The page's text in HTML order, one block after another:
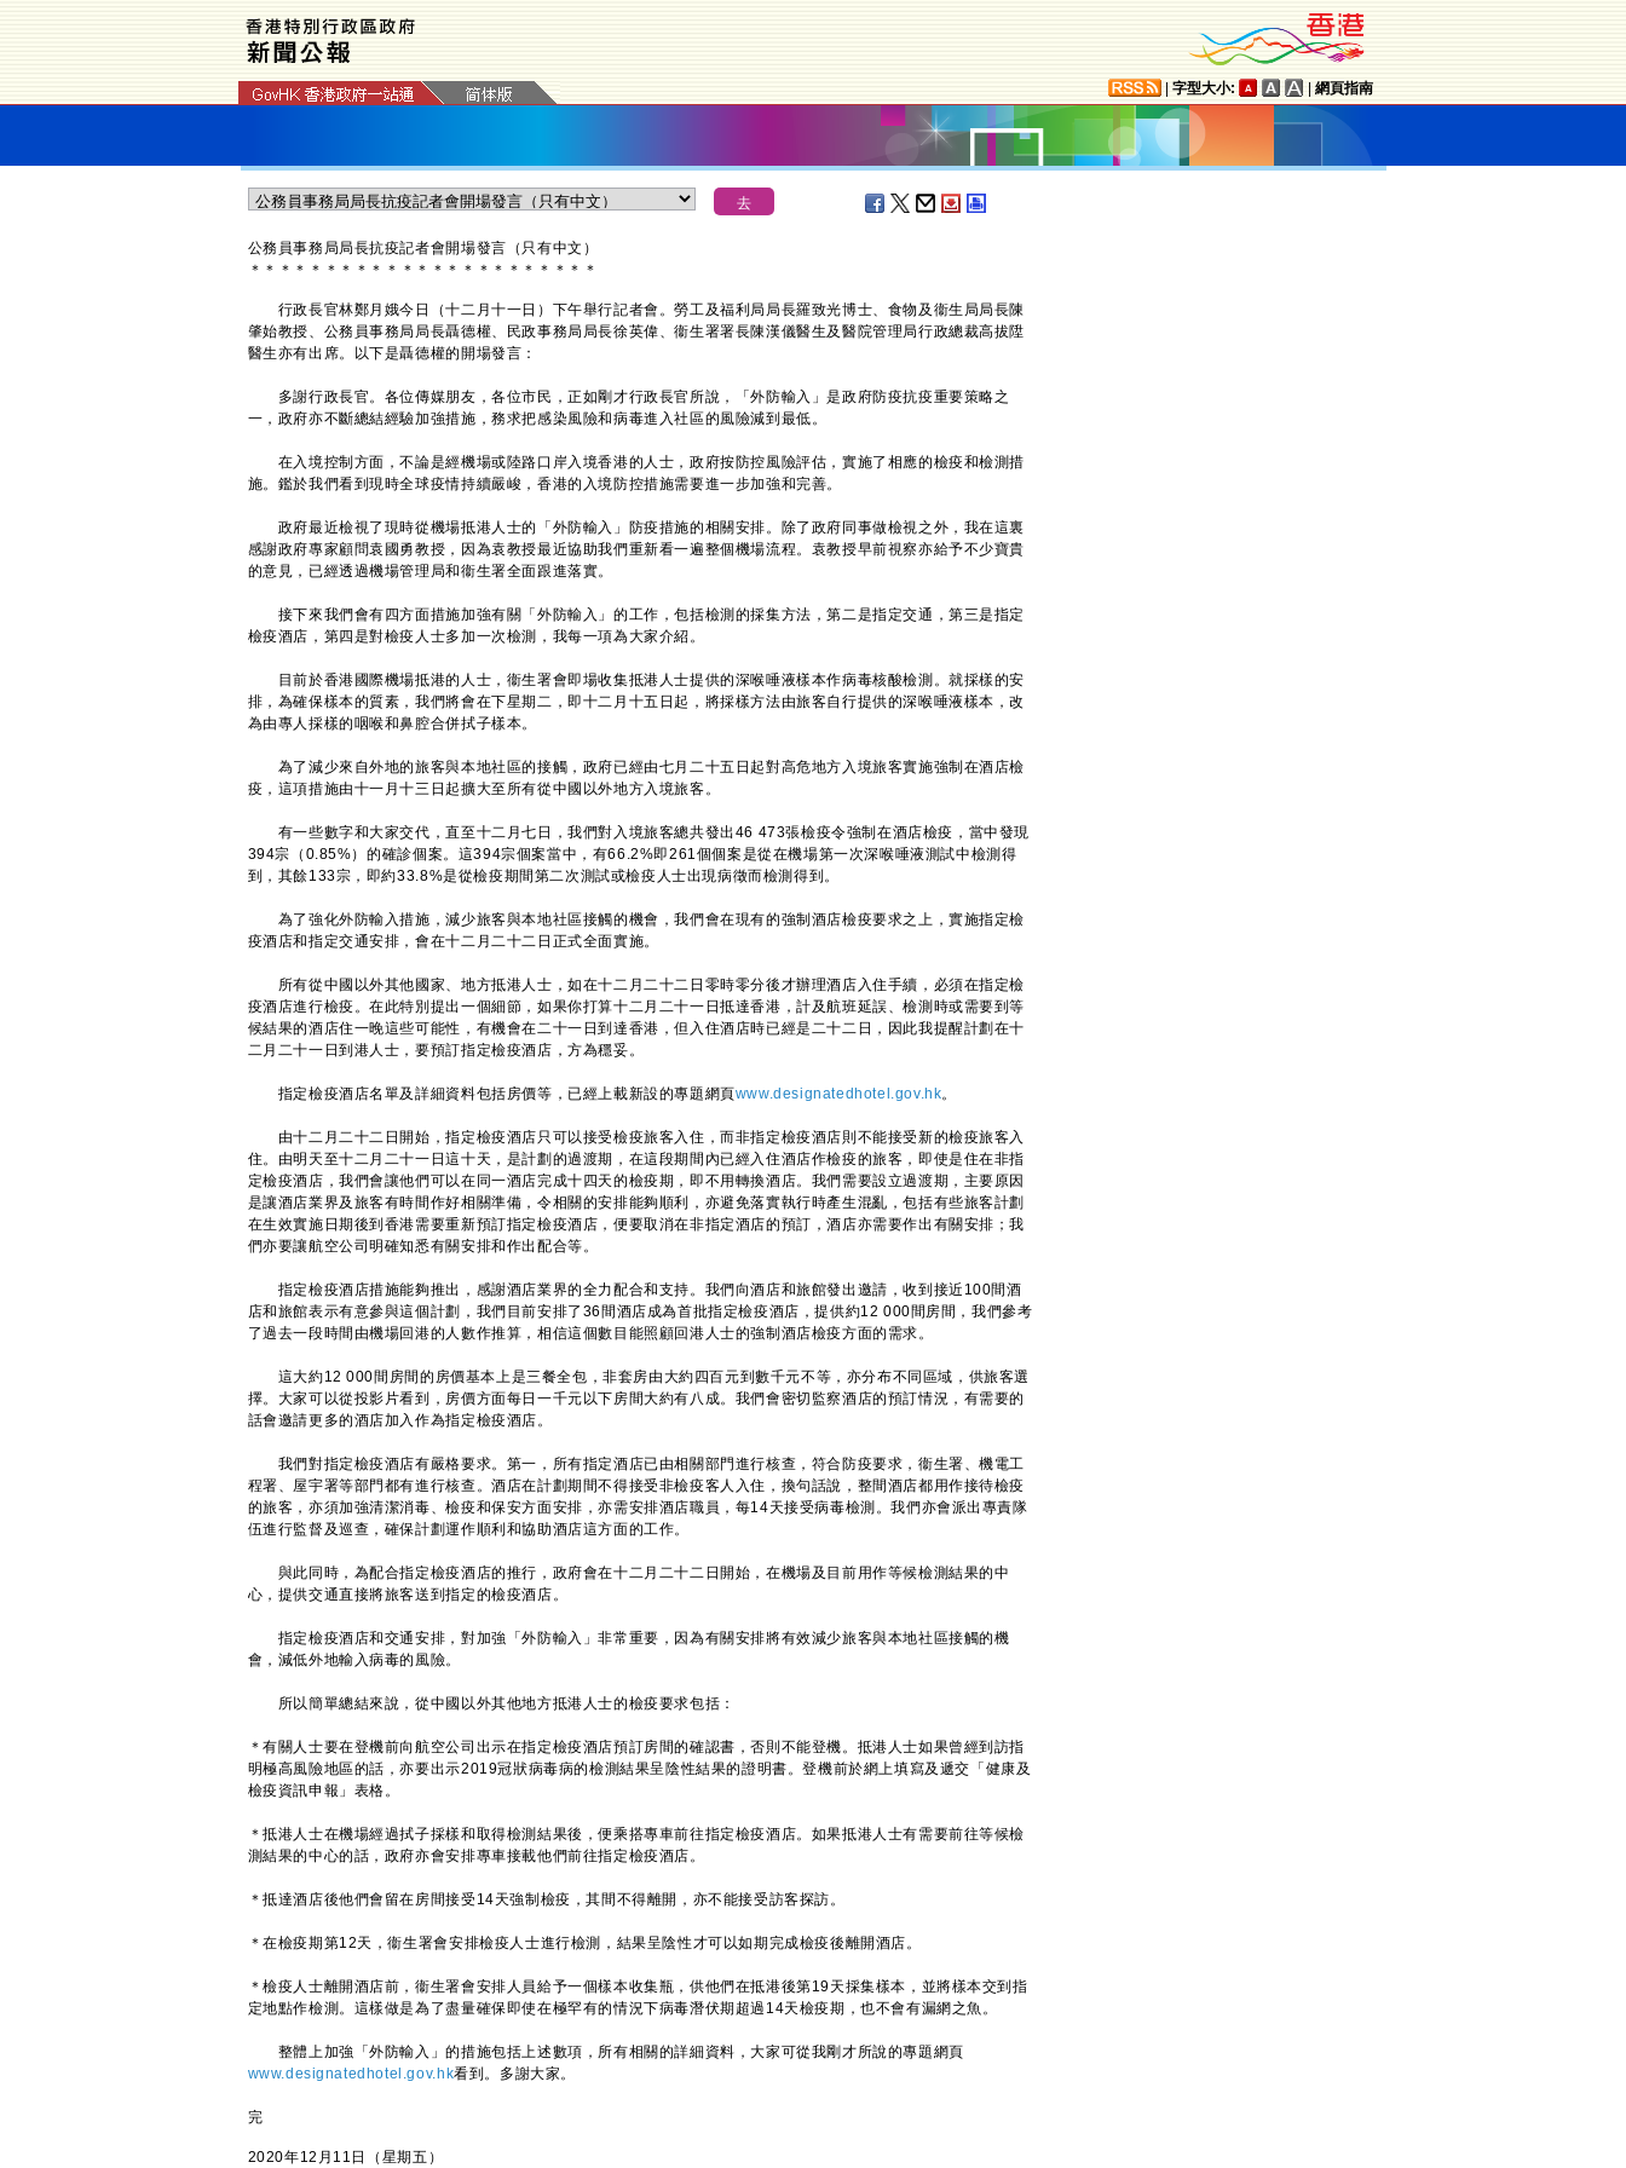
字型大小: 網頁指南
公務員事務局局長抗疫記者會開場發言（只有中文）
＊ ＊ ＊ ＊ ＊ ＊ ＊ ＊ ＊ ＊ ＊ ＊ ＊ ＊ ＊ ＊ ＊ ＊ ＊ ＊ ＊ ＊ ＊
行政長官林鄭月娥今日（十二月十一日）下午舉行記者會。勞工及福利局局長羅致光博士、食物及衞生局局長陳
肇始教授、公務員事務局局長聶德權、民政事務局局長徐英偉、衞生署署長陳漢儀醫生及醫院管理局行政總裁高拔陞
醫生亦有出席。以下是聶德權的開場發言：
多謝行政長官。各位傳媒朋友，各位市民，正如剛才行政長官所說，「外防輸入」是政府防疫抗疫重要策略之
一，政府亦不斷總結經驗加強措施，務求把感染風險和病毒進入社區的風險減到最低。
在入境控制方面，不論是經機場或陸路口岸入境香港的人士，政府按防控風險評估，實施了相應的檢疫和檢測措
施。鑑於我們看到現時全球疫情持續嚴峻，香港的入境防控措施需要進一步加強和完善。
政府最近檢視了現時從機場抵港人士的「外防輸入」防疫措施的相關安排。除了政府同事做檢視之外，我在這裏
感謝政府專家顧問袁國勇教授，因為袁教授最近協助我們重新看一遍整個機場流程。袁教授早前視察亦給予不少寶貴
的意見，已經透過機場管理局和衞生署全面跟進落實。
接下來我們會有四方面措施加強有關「外防輸入」的工作，包括檢測的採集方法，第二是指定交通，第三是指定
檢疫酒店，第四是對檢疫人士多加一次檢測，我每一項為大家介紹。
目前於香港國際機場抵港的人士，衞生署會即場收集抵港人士提供的深喉唾液樣本作病毒核酸檢測。就採樣的安
排，為確保樣本的質素，我們將會在下星期二，即十二月十五日起，將採樣方法由旅客自行提供的深喉唾液樣本，改
為由專人採樣的咽喉和鼻腔合併拭子樣本。
為了減少來自外地的旅客與本地社區的接觸，政府已經由七月二十五日起對高危地方入境旅客實施強制在酒店檢
疫，這項措施由十一月十三日起擴大至所有從中國以外地方入境旅客。
有一些數字和大家交代，直至十二月七日，我們對入境旅客總共發出46 473張檢疫令強制在酒店檢疫，當中發現
394宗（0.85%）的確診個案。這394宗個案當中，有66.2%即261個個案是從在機場第一次深喉唾液測試中檢測得
到，其餘133宗，即約33.8%是從檢疫期間第二次測試或檢疫人士出現病徵而檢測得到。
為了強化外防輸入措施，減少旅客與本地社區接觸的機會，我們會在現有的強制酒店檢疫要求之上，實施指定檢
疫酒店和指定交通安排，會在十二月二十二日正式全面實施。
所有從中國以外其他國家、地方抵港人士，如在十二月二十二日零時零分後才辦理酒店入住手續，必須在指定檢
疫酒店進行檢疫。在此特別提出一個細節，如果你打算十二月二十一日抵達香港，計及航班延誤、檢測時或需要到等
候結果的酒店住一晚這些可能性，有機會在二十一日到達香港，但入住酒店時已經是二十二日，因此我提醒計劃在十
二月二十一日到港人士，要預訂指定檢疫酒店，方為穩妥。
指定檢疫酒店名單及詳細資料包括房價等，已經上載新設的專題網頁www.designatedhotel.gov.hk。
由十二月二十二日開始，指定檢疫酒店只可以接受檢疫旅客入住，而非指定檢疫酒店則不能接受新的檢疫旅客入
住。由明天至十二月二十一日這十天，是計劃的過渡期，在這段期間內已經入住酒店作檢疫的旅客，即使是住在非指
定檢疫酒店，我們會讓他們可以在同一酒店完成十四天的檢疫期，即不用轉換酒店。我們需要設立過渡期，主要原因
是讓酒店業界及旅客有時間作好相關準備，令相關的安排能夠順利，亦避免落實執行時產生混亂，包括有些旅客計劃
在生效實施日期後到香港需要重新預訂指定檢疫酒店，便要取消在非指定酒店的預訂，酒店亦需要作出有關安排；我
們亦要讓航空公司明確知悉有關安排和作出配合等。
指定檢疫酒店措施能夠推出，感謝酒店業界的全力配合和支持。我們向酒店和旅館發出邀請，收到接近100間酒
店和旅館表示有意參與這個計劃，我們目前安排了36間酒店成為首批指定檢疫酒店，提供約12 000間房間，我們參考
了過去一段時間由機場回港的人數作推算，相信這個數目能照顧回港人士的強制酒店檢疫方面的需求。
這大約12 000間房間的房價基本上是三餐全包，非套房由大約四百元到數千元不等，亦分布不同區域，供旅客選
擇。大家可以從投影片看到，房價方面每日一千元以下房間大約有八成。我們會密切監察酒店的預訂情況，有需要的
話會邀請更多的酒店加入作為指定檢疫酒店。
我們對指定檢疫酒店有嚴格要求。第一，所有指定酒店已由相關部門進行核查，符合防疫要求，衞生署、機電工
程署、屋宇署等部門都有進行核查。酒店在計劃期間不得接受非檢疫客人入住，換句話說，整間酒店都用作接待檢疫
的旅客，亦須加強清潔消毒、檢疫和保安方面安排，亦需安排酒店職員，每14天接受病毒檢測。我們亦會派出專責隊
伍進行監督及巡查，確保計劃運作順利和協助酒店這方面的工作。
與此同時，為配合指定檢疫酒店的推行，政府會在十二月二十二日開始，在機場及目前用作等候檢測結果的中
心，提供交通直接將旅客送到指定的檢疫酒店。
指定檢疫酒店和交通安排，對加強「外防輸入」非常重要，因為有關安排將有效減少旅客與本地社區接觸的機
會，減低外地輸入病毒的風險。
所以簡單總結來說，從中國以外其他地方抵港人士的檢疫要求包括：
＊有關人士要在登機前向航空公司出示在指定檢疫酒店預訂房間的確認書，否則不能登機。抵港人士如果曾經到訪指
明極高風險地區的話，亦要出示2019冠狀病毒病的檢測結果呈陰性結果的證明書。登機前於網上填寫及遞交「健康及
檢疫資訊申報」表格。
＊抵港人士在機場經過拭子採樣和取得檢測結果後，便乘搭專車前往指定檢疫酒店。如果抵港人士有需要前往等候檢
測結果的中心的話，政府亦會安排專車接載他們前往指定檢疫酒店。
＊抵達酒店後他們會留在房間接受14天強制檢疫，其間不得離開，亦不能接受訪客探訪。
＊在檢疫期第12天，衞生署會安排檢疫人士進行檢測，結果呈陰性才可以如期完成檢疫後離開酒店。
＊檢疫人士離開酒店前，衞生署會安排人員給予一個樣本收集瓶，供他們在抵港後第19天採集樣本，並將樣本交到指
定地點作檢測。這樣做是為了盡量確保即使在極罕有的情況下病毒潛伏期超過14天檢疫期，也不會有漏網之魚。
整體上加強「外防輸入」的措施包括上述數項，所有相關的詳細資料，大家可從我剛才所說的專題網頁
www.designatedhotel.gov.hk看到。多謝大家。
完
2020年12月11日（星期五）